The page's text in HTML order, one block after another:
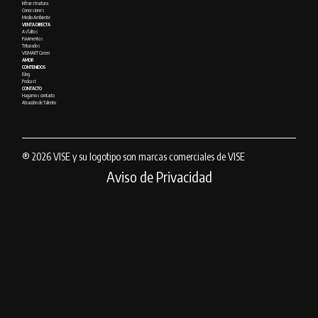
Infraestructura
Concesiones
Medio Ambiente
VENTA DIRECTA
Asfaltos
Pavimentos
Triturados
VISMART Green
AMOR
CONTENIDOS
Blog
Podcast
CONTACTO
Hagamos contacto
Atracción de Talento
® 2026 VISE y su logotipo son marcas comerciales de VISE
Aviso de Privacidad